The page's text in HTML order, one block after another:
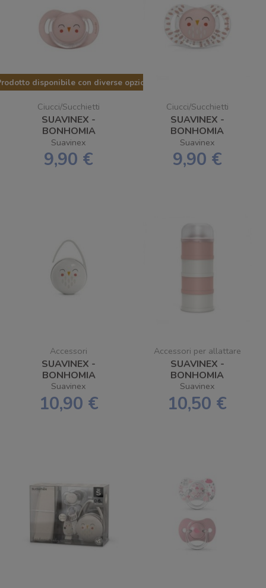
disponibile con diverse opzioni
Ciucci/Succhietti
SUAVINEX -
BONHOMIA
SUCCHIETTI
SILICONE 6/18 SX
PRO CIVETTA
Suavinex
9,90 €
Ciucci/Succhietti
SUAVINEX -
BONHOMIA
SUCHIETTO
SILICONE +18 SX
PRO PIUMA
Suavinex
9,90 €
Accessori
SUAVINEX -
BONHOMIA
SCATOLINA
PORTASUCCHIETTO
DUO CIVETTA
Suavinex
10,90 €
Accessori per allattare
SUAVINEX -
BONHOMIA
DOSATORE LATTE IN
POLVERE
Suavinex
10,50 €